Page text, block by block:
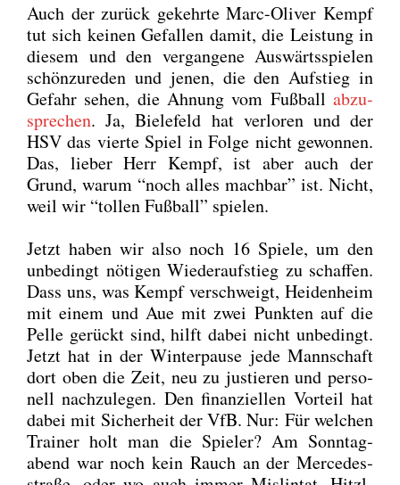
Auch der zurück gekehr­te Marc-Oli­ver Kempf
tut sich kei­nen Gefal­len damit, die Leis­tung in
die­sem und den ver­gan­ge­ne Aus­wärts­spie­len
schön­zu­re­den und jenen, die den Auf­stieg in
Gefahr sehen, die Ahnung vom Fuß­ball abzu­
spre­chen. Ja, Bie­le­feld hat ver­lo­ren und der
HSV das vier­te Spiel in Fol­ge nicht gewon­nen.
Das, lie­ber Herr Kempf, ist aber auch der
Grund, war­um “noch alles mach­bar” ist. Nicht,
weil wir “tol­len Fuß­ball” spie­len.
Jetzt haben wir also noch 16 Spie­le, um den
unbe­dingt nöti­gen Wie­der­auf­stieg zu schaf­fen.
Dass uns, was Kempf ver­schweigt, Hei­den­heim
mit einem und Aue mit zwei Punk­ten auf die
Pel­le gerückt sind, hilft dabei nicht unbe­dingt.
Jetzt hat in der Win­ter­pau­se jede Mann­schaft
dort oben die Zeit, neu zu jus­tie­ren und per­so­
nell nach­zu­le­gen. Den finan­zi­el­len Vor­teil hat
dabei mit Sicher­heit der VfB. Nur: Für wel­chen
Trai­ner holt man die Spie­ler? Am Sonn­tag­
abend war noch kein Rauch an der Mer­ce­des­